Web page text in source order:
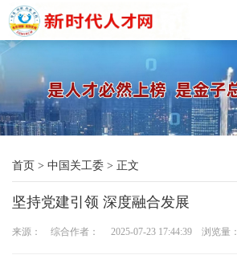
页
现
代
教
首页 > 中国关工委 > 正文
坚持党建引领 深度融合发展
来源： 综合作者： 2025-07-23 17:44:39 浏览量：